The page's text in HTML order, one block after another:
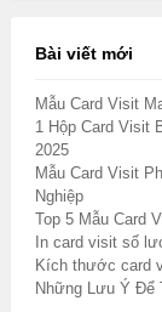
Bài viết mới
Mẫu Card Visit
1 Hộp Card Visit
2025
Mẫu Card Visit
Nghiệp
Top 5 Mẫu Card
In card visit số
Kích thước card
Những Lưu Ý Để